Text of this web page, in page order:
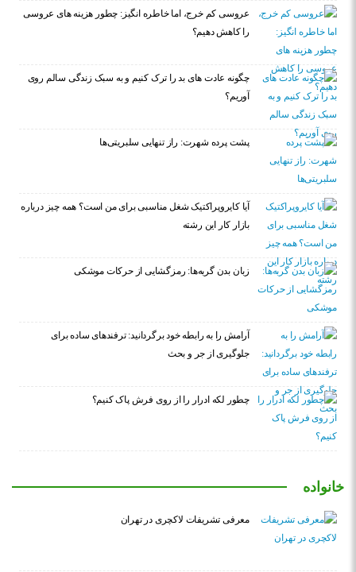
عروسی کم خرج، اما خاطره انگیز: چطور هزینه های عروسی
را کاهش دهیم؟
چگونه عادت‌ های بد را ترک کنیم و به سبک زندگی سالم روی
آوریم؟
پشت پرده شهرت: راز تنهایی سلبریتی‌ها
آیا کایروپراکتیک شغل مناسبی برای من است؟ همه چیز درباره
بازار کار این رشته
زبان بدن گربه‌ها: رمزگشایی از حرکات موشکی
آرامش را به رابطه خود برگردانید: ترفندهای ساده برای
جلوگیری از جر و بحث
چطور لکه ادرار را از روی فرش پاک کنیم؟
خانواده
معرفی تشریفات لاکچری در تهران